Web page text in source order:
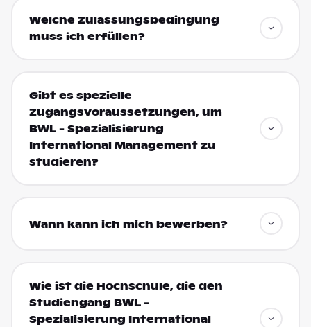
Welche Zulassungsbedingung
muss ich erfüllen?
Gibt es spezielle
Zugangsvoraussetzungen, um
BWL - Spezialisierung
International Management zu
studieren?
Wann kann ich mich bewerben?
Wie ist die Hochschule, die den
Studiengang BWL -
Spezialisierung International